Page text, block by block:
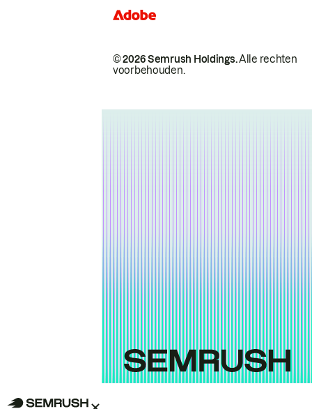
© 2026 Semrush Holdings.Alle rechten
voorbehouden.